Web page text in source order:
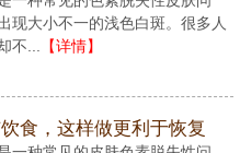
现大小不一的浅色白斑。很多人
不...
【详情】
食，这样做更利于恢复